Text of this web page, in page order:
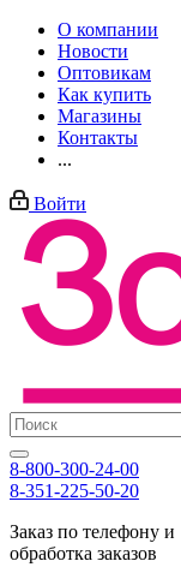
О компании
Новости
Оптовикам
Как купить
Магазины
Контакты
...
Войти
8-800-300-24-00
8-351-225-50-20
Заказ по телефону и
обработка заказов